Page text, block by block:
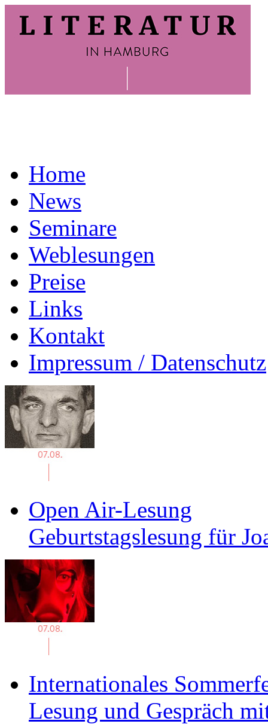
Home
News
Seminare
Weblesungen
Preise
Links
Kontakt
Impressum / Datenschutz
Open Air-Lesung
Geburtstagslesung für
Internationales
Lesung und Gespräch